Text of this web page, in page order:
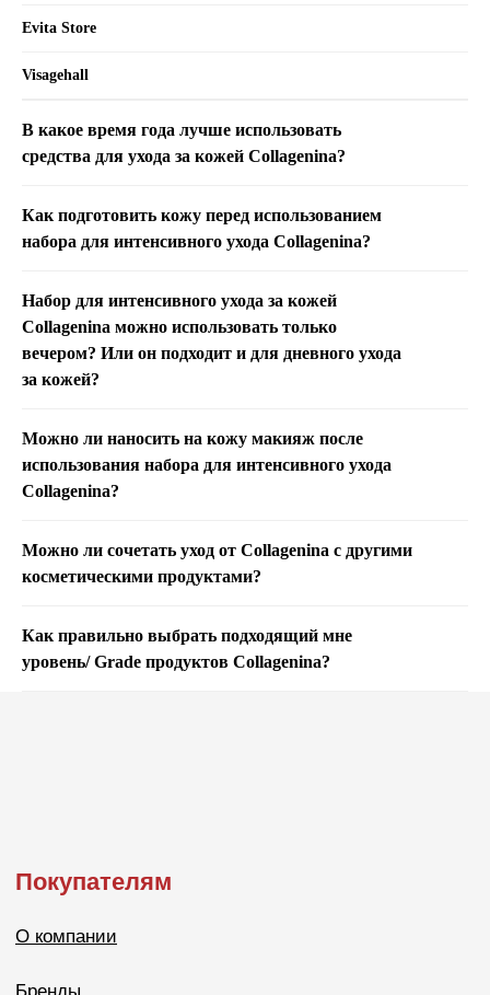
Evita Store
Visagehall
В какое время года лучше использовать
средства для ухода за кожей Collagenina?
Как подготовить кожу перед использованием
набора для интенсивного ухода Сollagenina?
Набор для интенсивного ухода за кожей
Collagenina можно использовать только
вечером? Или он подходит и для дневного ухода
за кожей?
Можно ли наносить на кожу макияж после
использования набора для интенсивного ухода
Collagenina?
Можно ли сочетать уход от Collagenina с другими
косметическими продуктами?
Как правильно выбрать подходящий мне
уровень/ Grade продуктов Collagenina?